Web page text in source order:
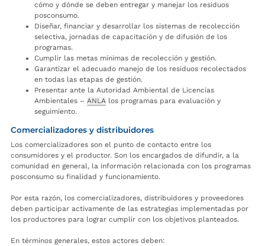
cómo y dónde se deben entregar y manejar los residuos
posconsumo.
Diseñar, financiar y desarrollar los sistemas de recolección
selectiva, jornadas de capacitación y de difusión de los
programas.
Cumplir las metas mínimas de recolección y gestión.
Garantizar el adecuado manejo de los residuos recolectados
en todas las etapas de gestión.
Presentar ante la Autoridad Ambiental de Licencias
Ambientales – ANLA los programas para evaluación y
seguimiento.
Comercializadores y distribuidores
Los comercializadores son el punto de contacto entre los
consumidores y el productor. Son los encargados de difundir, a la
comunidad en general, la información relacionada con los programas
posconsumo su finalidad y funcionamiento.
Por esta razón, los comercializadores, distribuidores y proveedores
deben participar activamente de las estrategias implementadas por
los productores para lograr cumplir con los objetivos planteados.
En términos generales, estos actores deben: